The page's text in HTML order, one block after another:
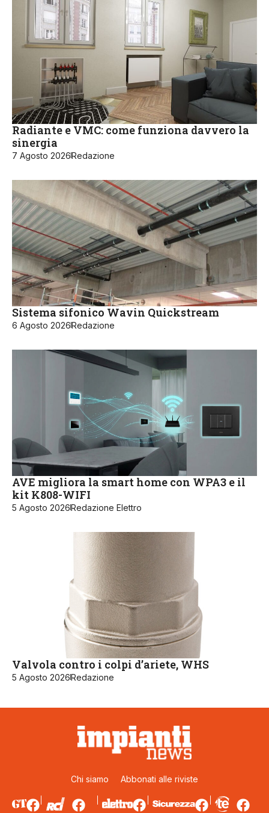
Radiante e VMC: come funziona davvero la
sinergia
7 Agosto 2026Redazione
Sistema sifonico Wavin Quickstream
6 Agosto 2026Redazione
AVE migliora la smart home con WPA3 e il
kit K808-WIFI
5 Agosto 2026Redazione Elettro
Valvola contro i colpi d’ariete, WHS
5 Agosto 2026Redazione
Chi siamo Abbonati alle riviste